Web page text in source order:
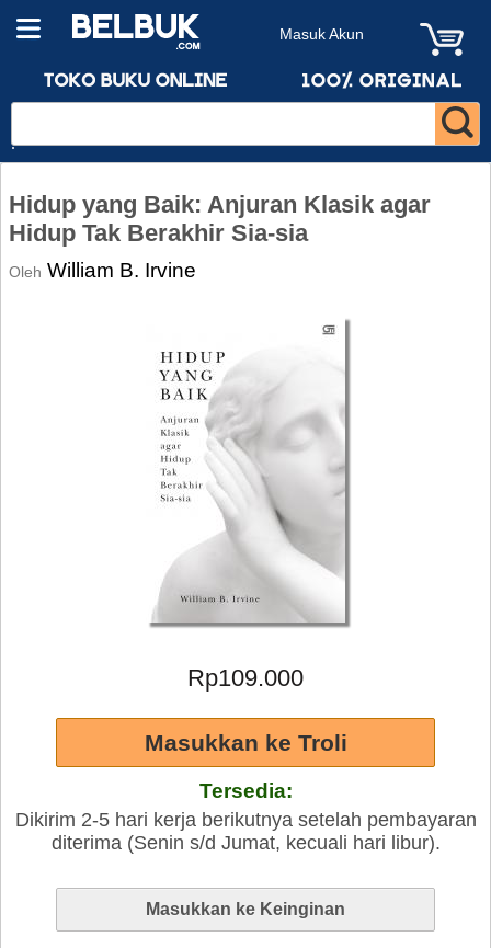
Masuk Akun
Hidup yang Baik: Anjuran Klasik agar
Hidup Tak Berakhir Sia-sia
Oleh William B. Irvine
Rp109.000
Tersedia:
Dikirim 2-5 hari kerja berikutnya setelah pembayaran
diterima (Senin s/d Jumat, kecuali hari libur).